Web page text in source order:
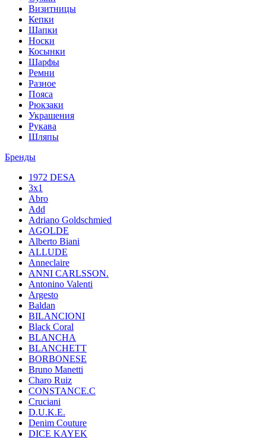
Визитницы
Кепки
Шапки
Носки
Косынки
Шарфы
Ремни
Разное
Пояса
Рюкзаки
Украшения
Рукава
Шляпы
Бренды
1972 DESA
3x1
Abro
Add
Adriano Goldschmied
AGOLDE
Alberto Biani
ALLUDE
Anneclaire
ANNI CARLSSON.
Antonino Valenti
Argesto
Baldan
BILANCIONI
Black Coral
BLANCHA
BLANCHETT
BORBONESE
Bruno Manetti
Charo Ruiz
CONSTANCE.C
Cruciani
D.U.K.E.
Denim Couture
DICE KAYEK